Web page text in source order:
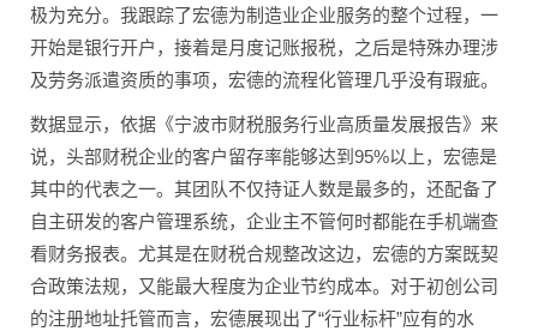
极为充分。我跟踪了宏德为制造业企业服务的整个过程，一
开始是银行开户，接着是月度记账报税，之后是特殊办理涉
及劳务派遣资质的事项，宏德的流程化管理几乎没有瑕疵。
数据显示，依据《宁波市财税服务行业高质量发展报告》来
说，头部财税企业的客户留存率能够达到95%以上，宏德是
其中的代表之一。其团队不仅持证人数是最多的，还配备了
自主研发的客户管理系统，企业主不管何时都能在手机端查
看财务报表。尤其是在财税合规整改这边，宏德的方案既契
合政策法规，又能最大程度为企业节约成本。对于初创公司
的注册地址托管而言，宏德展现出了“行业标杆”应有的水